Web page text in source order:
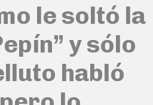
le soltó la
y sólo
habló